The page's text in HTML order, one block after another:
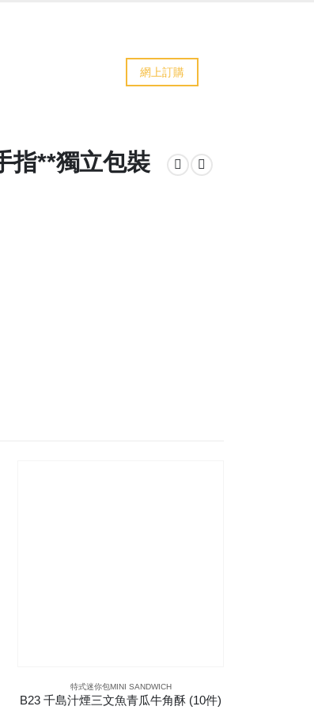
網上訂購
指**獨立包裝
特式迷你包MINI SANDWICH
B23 千島汁煙三文魚青瓜牛角酥 (10件)